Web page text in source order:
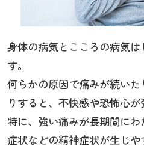
身体の病気とこころの病気
す。
何らかの原因で痛みが続い
りすると、不快感や恐怖心が
特に、強い痛みが長期間に
症状などの精神症状が生じや